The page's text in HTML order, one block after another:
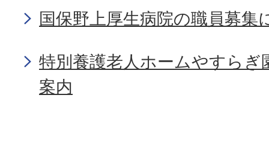
国保野上厚生病院の職員募集
特別養護老人ホームやすらぎ
案内